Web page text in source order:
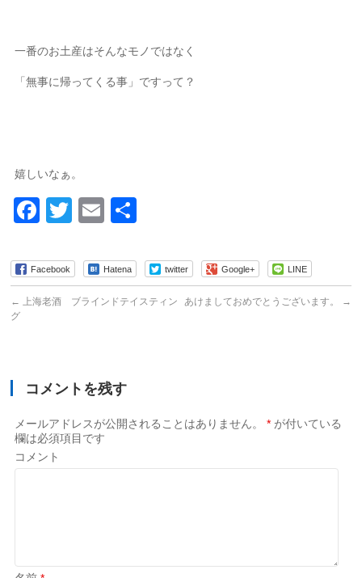
一番のお土産はそんなモノではなく
「無事に帰ってくる事」ですって？
嬉しいなぁ。
Facebook
TwitterEmail
Facebook Hatena twitter Google+ LINE
← 上海老酒 ブラインドテイスティン
グ
あけましておめでとうございます。 →
コメントを残す
メールアドレスが公開されることはありません。 * が付いている
欄は必須項目です
コメント